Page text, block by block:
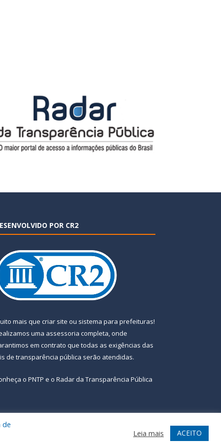
POR CR2
mais que criar site ou sistema para prefeituras!
uma assessoria completa, onde
em contrato que todas as exigências das
de transparência pública serão atendidas.
o PNTP e o Radar da Transparência Pública
Acessar Webmail
de
Leia mais ACEITO